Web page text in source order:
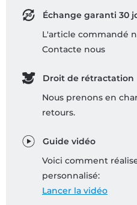
Échange garanti 30
L'article commandé
Contacte nous
Droit de rétractation
Nous prenons en
retours.
Guide vidéo
Voici comment
personnalisé:
Lancer la vidéo